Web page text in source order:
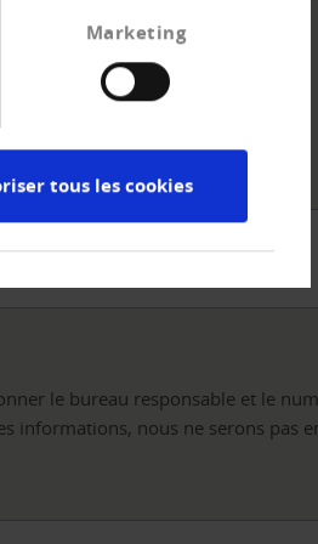
Marketing
tous les cookies
le bureau responsable et le
informations, nous ne serons pas